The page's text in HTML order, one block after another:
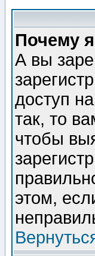
Почему
А вы
доступ
так, то
чтобы
этом,